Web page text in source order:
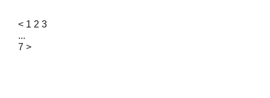
< 1 2 3
...
7 >